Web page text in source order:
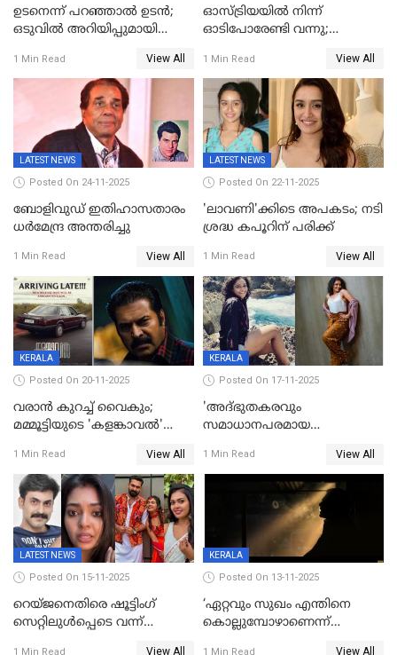
ഉടനെന്ന് പറഞ്ഞാൽ ഉടൻ;
ഒടുവിൽ അറിയിപ്പുമായി
റിലീസ് തീയതി പുറത്ത്
1 Min Read View All
ഓസ്ട്രിയയിൽ നിന്ന്
ഓടിപോരേണ്ടി വന്നു;
ശാരീരികമായും ഉപദ്രവിച്ചു;
ഭർത്താവിനെതിരെ 50 കോടി
രൂപ നഷ്ടപരിഹാരം
ആവശ്യപ്പെട്ട് മുൻ മിസ് ഇന്ത്യ
1 Min Read View All
LATEST NEWS
Posted On 24-11-2025
ബോളിവുഡ് ഇതിഹാസതാരം
ധർമേന്ദ്ര അന്തരിച്ചു
1 Min Read View All
LATEST NEWS
Posted On 22-11-2025
'ലാവണി'ക്കിടെ അപകടം; നടി
ശ്രദ്ധ കപൂറിന് പരിക്ക്
1 Min Read View All
KERALA
Posted On 20-11-2025
വരാൻ കുറച്ച് വൈകും;
മമ്മൂട്ടിയുടെ 'കളങ്കാവൽ'
1 Min Read View All
KERALA
Posted On 17-11-2025
'അദ്‌ഭുതകരവും
സമാധാനപരമായ
വിവാഹമോചിതയായെന്ന് മീര
വാസുദേവൻ
1 Min Read View All
LATEST NEWS
Posted On 15-11-2025
റെയ്ജനെതിരെ ഷൂട്ടിംഗ്
സെറ്റിലുൾപ്പെടെ വന്ന്
1 Min Read View All
KERALA
Posted On 13-11-2025
‘ഏറ്റവും സുഖം എന്തിനെ
കൊല്ലുമ്പോഴാണെന്ന്
1 Min Read View All